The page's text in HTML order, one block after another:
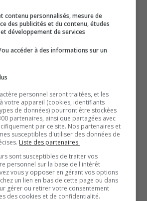
une nouvelle
batteries hybrides
pas ralentir sa stratégie
Bien au contraire. Après avoir
contenu personnalisés, mesure de
des publicités et du contenu, études
et développement de services
accéder à des informations sur un
personnel seront traitées, et les
votre appareil (cookies, identifiants
de données) pourront être stockées
partenaires, ainsi que partagées avec
par ce site. Nos partenaires et
susceptibles d'utiliser des données de
Liste des partenaires.
sont susceptibles de traiter vos
personnel sur la base de l'intérêt
vous y opposer en gérant vos options
un lien en bas de cette page ou dans
gérer ou retirer votre consentement
des cookies et de confidentialité.